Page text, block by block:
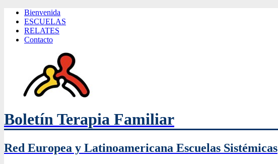
Bienvenida
ESCUELAS
RELATES
Contacto
Boletín Terapia Familiar
Red Europea y Latinoamericana Escuelas Sistémicas